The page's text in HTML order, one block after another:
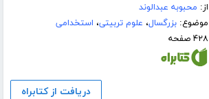
از: محبوبه عبدالوند
موضوع:بزرگسال، علوم تربیتی، استخدامی
۴۲۸ صفحه
دریافت از کتابراه